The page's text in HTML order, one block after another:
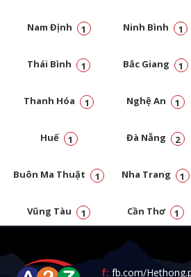
Nam Định 1 Ninh Bình 1
Thái Bình 1 Bắc Giang 1
Thanh Hóa 1 Nghệ An 1
Huế 1 Đà Nẵng 2
Buôn Ma Thuật 1 Nha Trang 1
Vũng Tàu 1 Cần Thơ 1
f: fb.com/